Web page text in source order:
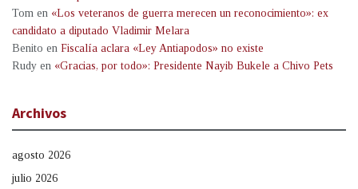
Tom en «Los veteranos de guerra merecen un reconocimiento»: ex
candidato a diputado Vladimir Melara
Benito en Fiscalía aclara «Ley Antiapodos» no existe
Rudy en «Gracias, por todo»: Presidente Nayib Bukele a Chivo Pets
Archivos
agosto 2026
julio 2026